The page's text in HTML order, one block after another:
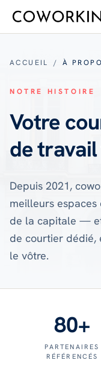
ACCUEIL / À
NOTRE HISTOIRE
Votre
de
Depuis 2021,
meilleurs
de la capitale —
de courtier dédié,
le vôtre.
80+
PARTENAIRES
RÉFÉRENCÉS